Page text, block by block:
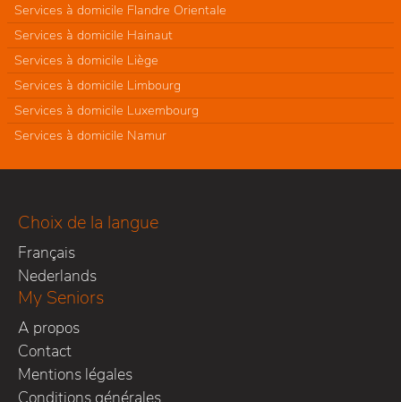
Services à domicile Flandre Orientale
Services à domicile Hainaut
Services à domicile Liège
Services à domicile Limbourg
Services à domicile Luxembourg
Services à domicile Namur
Choix de la langue
Français
Nederlands
My Seniors
A propos
Contact
Mentions légales
Conditions générales